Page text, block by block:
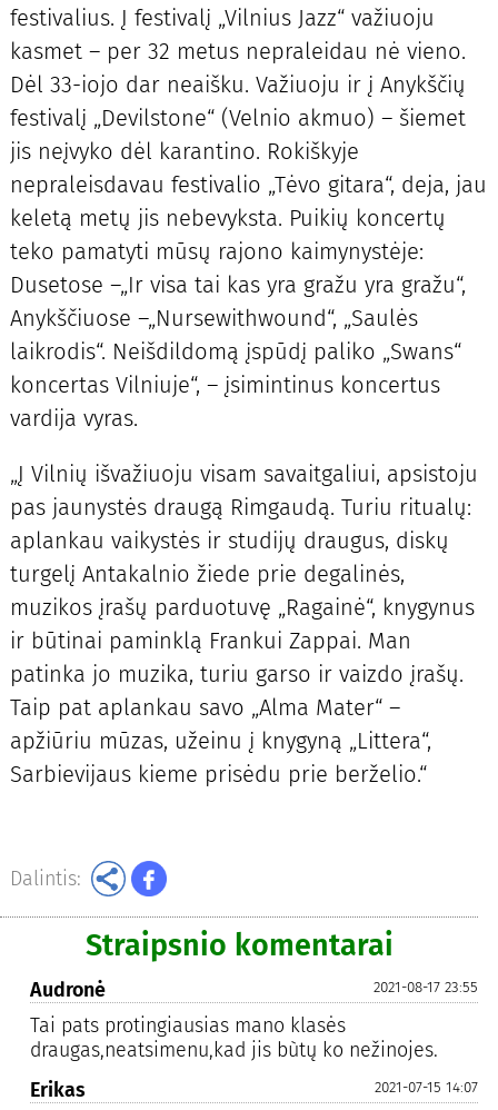
festivalius. Į festivalį „Vilnius Jazz“ važiuoju
kasmet – per 32 metus nepraleidau nė vieno.
Dėl 33-iojo dar neaišku. Važiuoju ir į Anykščių
festivalį „Devilstone“ (Velnio akmuo) – šiemet
jis neįvyko dėl karantino. Rokiškyje
nepraleisdavau festivalio „Tėvo gitara“, deja, jau
keletą metų jis nebevyksta. Puikių koncertų
teko pamatyti mūsų rajono kaimynystėje:
Dusetose –„Ir visa tai kas yra gražu yra gražu“,
Anykščiuose –„Nursewithwound“, „Saulės
laikrodis“. Neišdildomą įspūdį paliko „Swans“
koncertas Vilniuje“, – įsimintinus koncertus
vardija vyras.
„Į Vilnių išvažiuoju visam savaitgaliui, apsistoju
pas jaunystės draugą Rimgaudą. Turiu ritualų:
aplankau vaikystės ir studijų draugus, diskų
turgelį Antakalnio žiede prie degalinės,
muzikos įrašų parduotuvę „Ragainė“, knygynus
ir būtinai paminklą Frankui Zappai. Man
patinka jo muzika, turiu garso ir vaizdo įrašų.
Taip pat aplankau savo „Alma Mater“ –
apžiūriu mūzas, užeinu į knygyną „Littera“,
Sarbievijaus kieme prisėdu prie berželio.“
Dalintis:
Straipsnio komentarai
2021-08-17 23:55
Audronė
Tai pats protingiausias mano klasės
draugas,neatsimenu,kad jis bùtų ko nežinojes.
2021-07-15 14:07
Erikas